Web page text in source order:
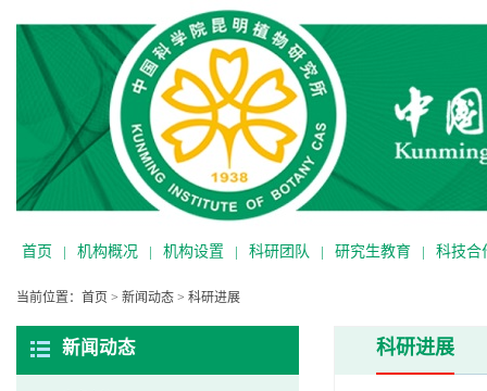
首页 | 机构概况 | 机构设置 | 科研团队 | 研究生教育 | 科技合
当前位置： 首页 > 新闻动态 > 科研进展
新闻动态 科研进展